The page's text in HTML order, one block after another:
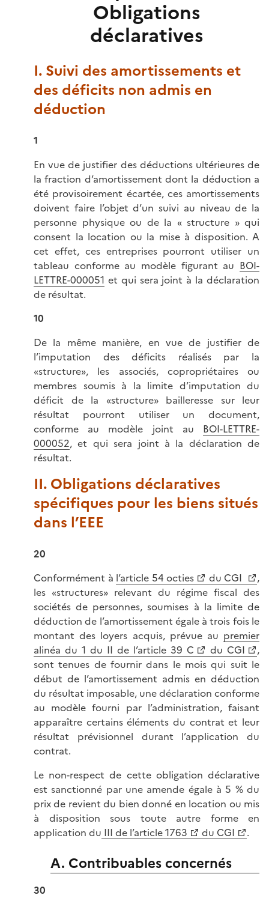
Obligations
déclaratives
I. Suivi des amortissements et
des déficits non admis en
déduction
1
En vue de justifier des déductions ultérieures de
la fraction d’amortissement dont la déduction a
été provisoirement écartée, ces amortissements
doivent faire l’objet d’un suivi au niveau de la
personne physique ou de la « structure » qui
consent la location ou la mise à disposition. A
cet effet, ces entreprises pourront utiliser un
tableau conforme au modèle figurant au BOI-
LETTRE-000051 et qui sera joint à la déclaration
de résultat.
10
De la même manière, en vue de justifier de
l’imputation des déficits réalisés par la
«structure», les associés, copropriétaires ou
membres soumis à la limite d’imputation du
déficit de la «structure» bailleresse sur leur
résultat pourront utiliser un document,
conforme au modèle joint au BOI-LETTRE-
000052, et qui sera joint à la déclaration de
résultat.
II. Obligations déclaratives
spécifiques pour les biens situés
dans l’EEE
20
Conformément à l’article 54 octies du CGI
,
les «structures» relevant du régime fiscal des
sociétés de personnes, soumises à la limite de
déduction de l’amortissement égale à trois fois le
montant des loyers acquis, prévue au premier
alinéa du 1 du II de l’article 39 C
du CGI
,
sont tenues de fournir dans le mois qui suit le
début de l’amortissement admis en déduction
du résultat imposable, une déclaration conforme
au modèle fourni par l’administration, faisant
apparaître certains éléments du contrat et leur
résultat prévisionnel durant l’application du
contrat.
Le non-respect de cette obligation déclarative
est sanctionné par une amende égale à 5 % du
prix de revient du bien donné en location ou mis
à disposition sous toute autre forme en
application du III de l’article 1763 du CGI .
A. Contribuables concernés
30